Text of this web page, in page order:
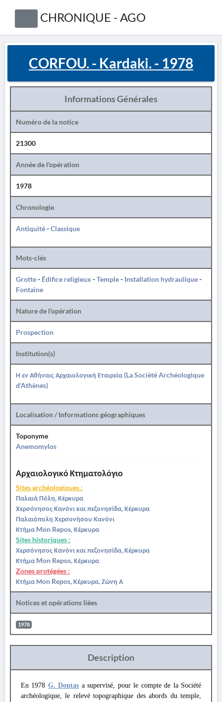
CHRONIQUE - AGO
CORFOU. - Kardaki. - 1978
Informations Générales
Numéro de la notice
21300
Année de l'opération
1978
Chronologie
Antiquité-Classique
Mots-clés
Grotte- Édifice religieux -Temple- Installation hydraulique-
Fontaine
Nature de l'opération
Prospection
Institution(s)
Η εν Αθήναις Αρχαιολογική Εταιρεία (La Société Archéologique
d'Athènes)
Localisation / Informations géographiques
Toponyme
Anemomylos
Αρχαιολογικό Κτηματολόγιο
Sites archéologiques :
Παλαιά Πόλη, Κέρκυρα
Χερσόνησος Κανόνι και πεζονησίδα, Κέρκυρα
Παλαιόπολη Χερσονήσου Κανόνι
Κτήμα Mon Repos, Κέρκυρα
Sites historiques :
Χερσόνησος Κανόνι και πεζονησίδα, Κέρκυρα
Κτήμα Mon Repos, Κέρκυρα
Zones protégées :
Κτήμα Μon Repos, Κέρκυρα, Ζώνη Α
Notices et opérations liées
1978
Description
En 1978 G. Dontas a supervisé, pour le compte de la Société
archéologique, le relevé topographique des abords du temple,